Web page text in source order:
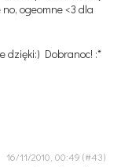
ogeomne <3 dla
dzięki:) Dobranoc! :*
16/11/2010, 00:49